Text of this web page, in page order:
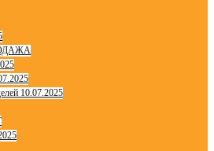
10.07.2025